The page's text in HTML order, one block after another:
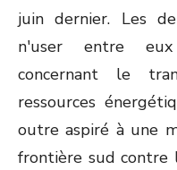
juin dernier. Les
n'user entre eux
concernant le
ressources
outre aspiré à une
frontière sud contre